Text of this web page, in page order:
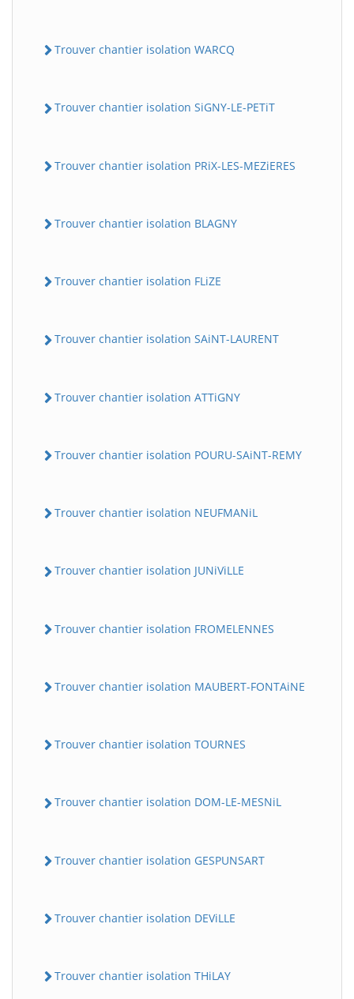
Trouver chantier isolation WARCQ
Trouver chantier isolation SiGNY-LE-PETiT
Trouver chantier isolation PRiX-LES-MEZiERES
Trouver chantier isolation BLAGNY
Trouver chantier isolation FLiZE
Trouver chantier isolation SAiNT-LAURENT
Trouver chantier isolation ATTiGNY
Trouver chantier isolation POURU-SAiNT-REMY
Trouver chantier isolation NEUFMANiL
Trouver chantier isolation JUNiViLLE
Trouver chantier isolation FROMELENNES
Trouver chantier isolation MAUBERT-FONTAiNE
Trouver chantier isolation TOURNES
Trouver chantier isolation DOM-LE-MESNiL
Trouver chantier isolation GESPUNSART
Trouver chantier isolation DEViLLE
Trouver chantier isolation THiLAY